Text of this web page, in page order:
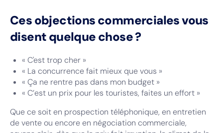
Ces objections commerciales vous
disent quelque chose ?
« C'est trop cher »
« La concurrence fait mieux que vous »
« Ça ne rentre pas dans mon budget »
« C’est un prix pour les touristes, faites un effort »
Que ce soit en prospection téléphonique, en entretien
de vente ou encore en négociation commerciale,